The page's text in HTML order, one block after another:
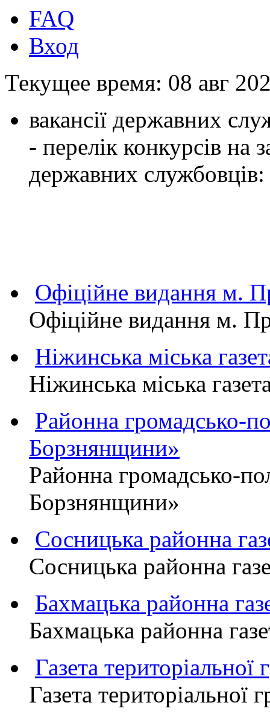
FAQ
Вход
Текущее время: 08 авг
вакансії державних
- перелік конкурсів на
державних службовців:
Офіційне видання
Офіційне видання м.
Ніжинська міська
Ніжинська міська
Районна громадсько-
Борзнянщини»
Районна громадсько-
Борзнянщини»
Сосницька районна
Сосницька районна
Бахмацька районна
Бахмацька районна
Газета
Газета